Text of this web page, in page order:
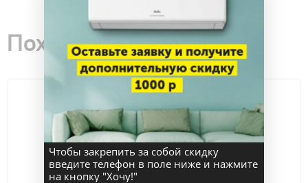
Похожие товары
Чтобы закрепить за собой скидку
введите телефон в поле ниже и нажмите
на кнопку "Хочу!"